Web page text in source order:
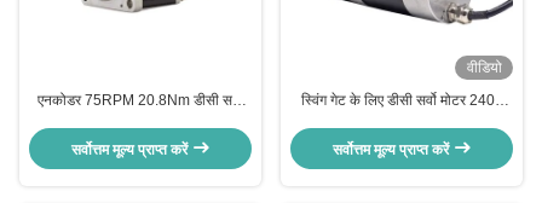
एनकोडर 75RPM 20.8Nm डीसी सर्वो
सर्वोत्तम मूल्य प्राप्त करें
वीडियो
स्विंग गेट के लिए डीसी सर्वो मोटर 2400
मोटर 130 वाट
सर्वोत्तम मूल्य प्राप्त करें